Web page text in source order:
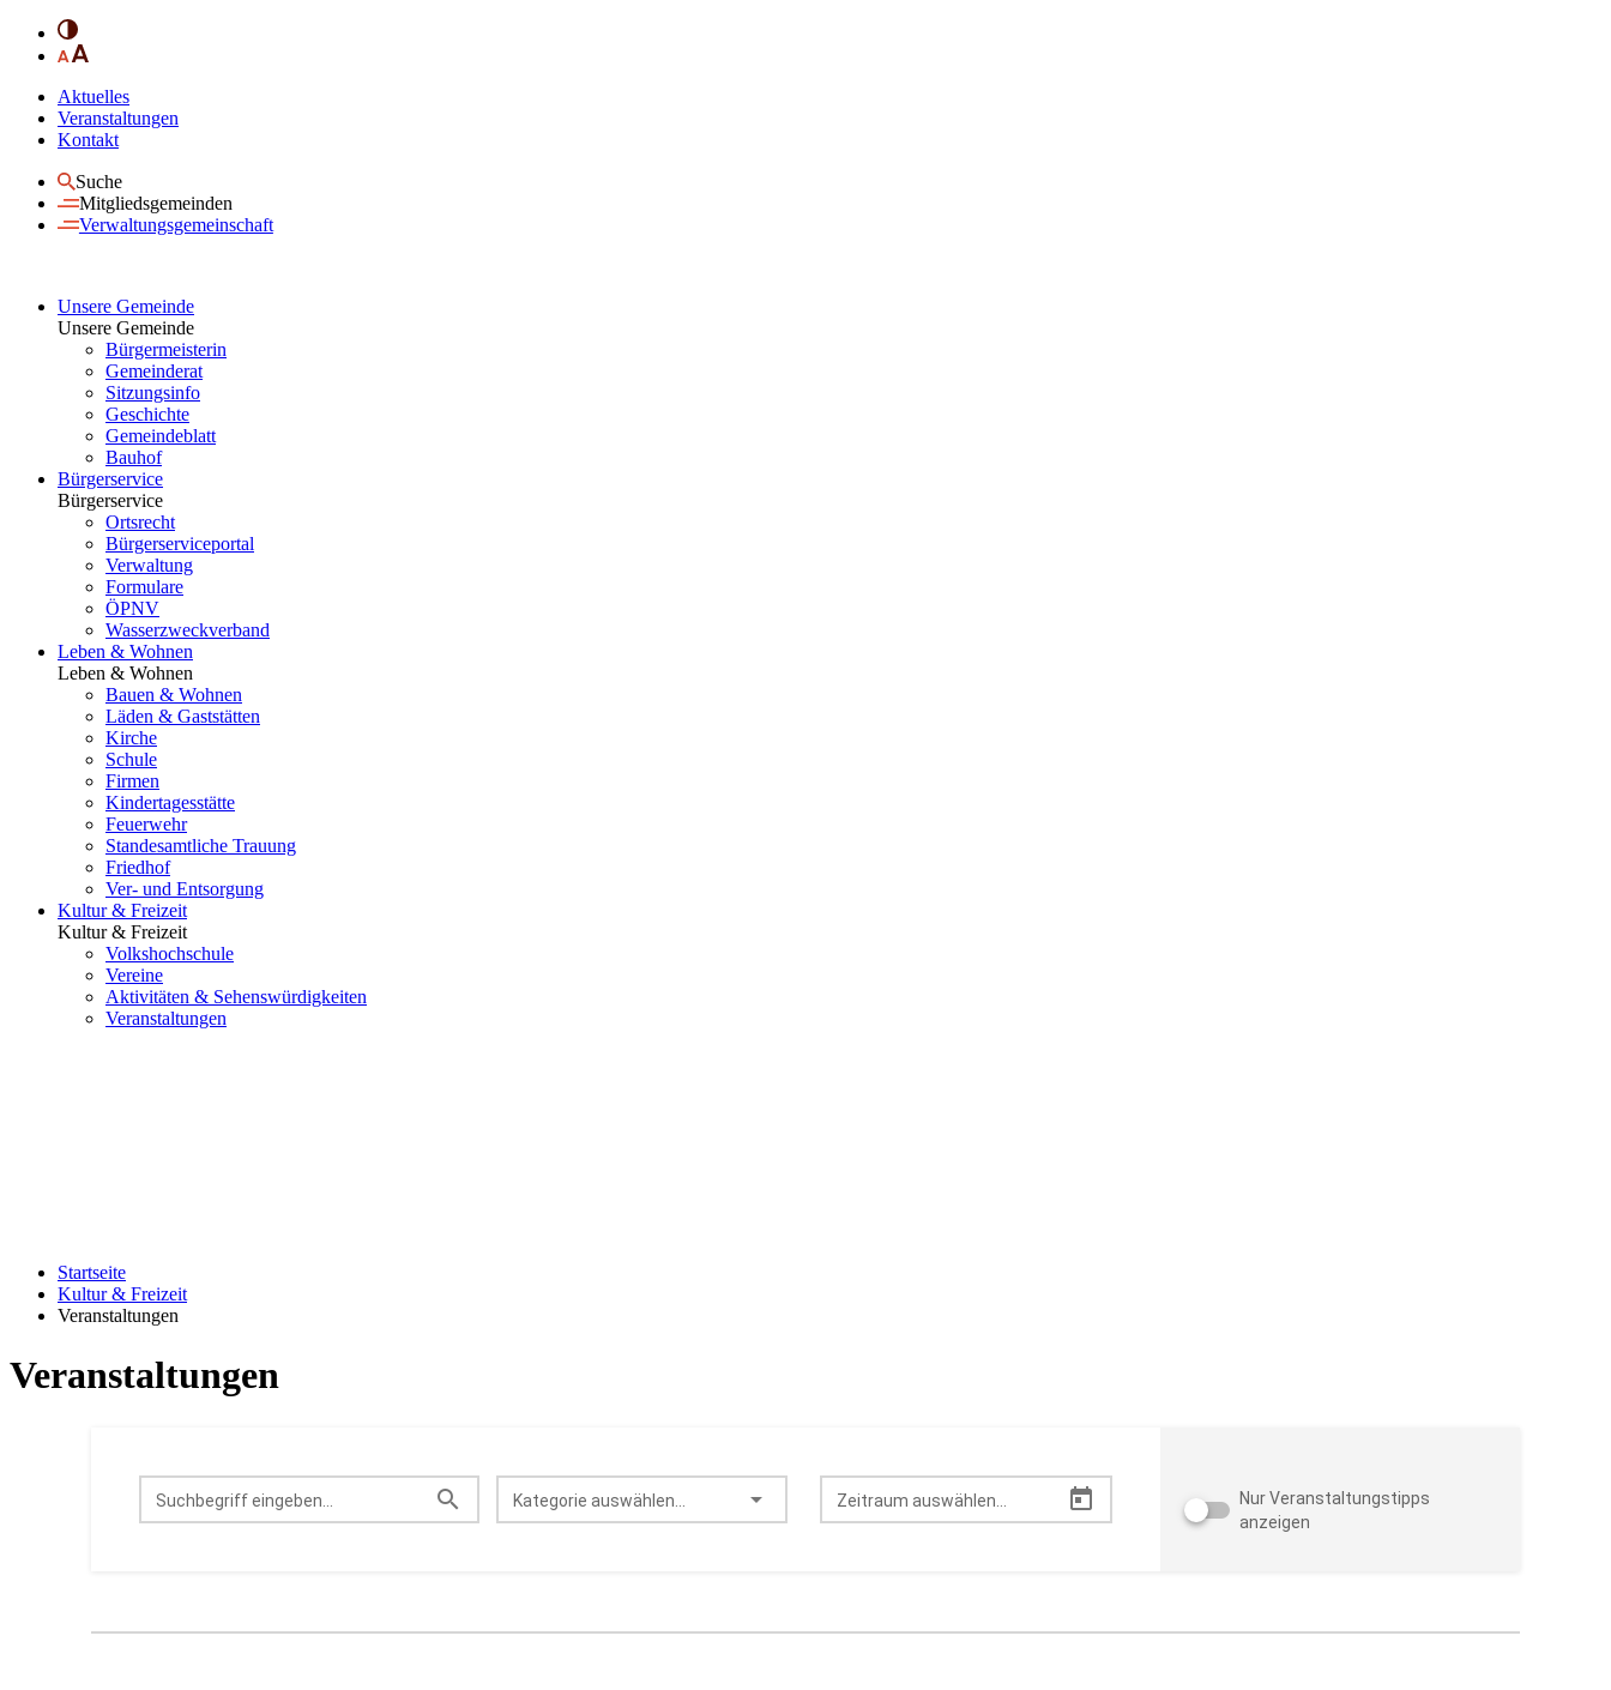
Aktuelles
Veranstaltungen
Kontakt
Suche
Mitgliedsgemeinden
Verwaltungsgemeinschaft
Unsere Gemeinde
Unsere Gemeinde
Bürgermeisterin
Gemeinderat
Sitzungsinfo
Geschichte
Gemeindeblatt
Bauhof
Bürgerservice
Bürgerservice
Ortsrecht
Bürgerserviceportal
Verwaltung
Formulare
ÖPNV
Wasserzweckverband
Leben & Wohnen
Leben & Wohnen
Bauen & Wohnen
Läden & Gaststätten
Kirche
Schule
Firmen
Kindertagesstätte
Feuerwehr
Standesamtliche Trauung
Friedhof
Ver- und Entsorgung
Kultur & Freizeit
Kultur & Freizeit
Volkshochschule
Vereine
Aktivitäten & Sehenswürdigkeiten
Veranstaltungen
Startseite
Kultur & Freizeit
Veranstaltungen
Veranstaltungen
Suchbegriff eingeben... Kategorie auswählen... Zeitraum auswählen...
Nur Veranstaltungstipps
anzeigen